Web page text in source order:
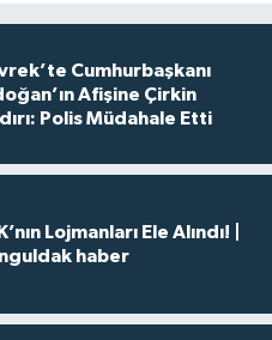
Cumhurbaşkanı
Afişine Çirkin
Polis Müdahale Etti
Lojmanları Ele Alındı! |
haber